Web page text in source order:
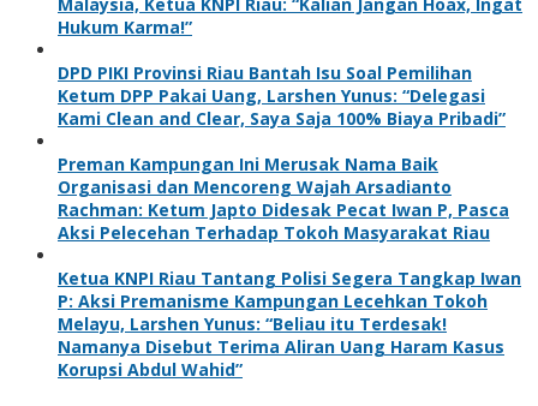
Hukum Karma!”
DPD PIKI Provinsi Riau Bantah Isu Soal Pemilihan
Ketum DPP Pakai Uang, Larshen Yunus: “Delegasi
Kami Clean and Clear, Saya Saja 100% Biaya Pribadi”
Preman Kampungan Ini Merusak Nama Baik
Organisasi dan Mencoreng Wajah Arsadianto
Rachman: Ketum Japto Didesak Pecat Iwan P, Pasca
Aksi Pelecehan Terhadap Tokoh Masyarakat Riau
Ketua KNPI Riau Tantang Polisi Segera Tangkap Iwan
P: Aksi Premanisme Kampungan Lecehkan Tokoh
Melayu, Larshen Yunus: “Beliau itu Terdesak!
Namanya Disebut Terima Aliran Uang Haram Kasus
Korupsi Abdul Wahid”